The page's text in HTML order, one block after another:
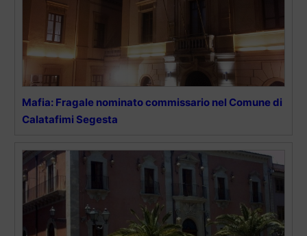
Mafia: Fragale nominato commissario nel Comune di
Calatafimi Segesta